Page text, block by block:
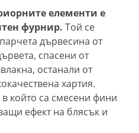
елементи е
фурнир. Той се
дървесина от
спасени от
останали от
хартия.
който са смесени фини
ефект на блясък и